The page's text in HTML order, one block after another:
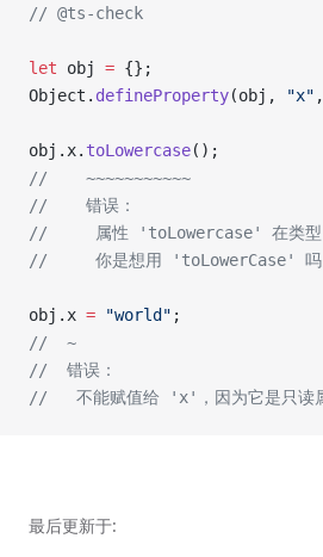
// @ts-check
let obj = {};
Object. defineProperty(obj, "x"
obj.x. toLowercase();
//    ~~~~~~~~~~~
//    错误：
//     属性 'toLowercase' 在类型
//     你是想用 'toLowerCase' 吗
obj.x = "world" ;
//  ~
//  错误：
//   不能赋值给 'x'，因为它是只读属
最后更新于: